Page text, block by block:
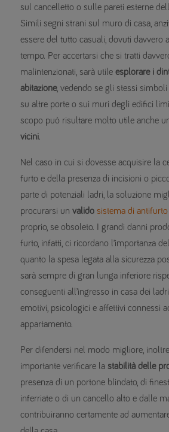
sul cancelletto o sulle pareti esterne
Simili segni strani sul muro di casa,
essere del tutto casuali, dovuti davvero
tempo. Per accertarsi che si tratti
malintenzionati, sarà utile esplorare i
abitazione, vedendo se gli stessi
su altre porte o sui muri degli edifici
scopo può risultare molto utile anche
vicini.
Nel caso in cui si dovesse acquisire la
furto e della presenza di incisioni o
parte di potenziali ladri, la soluzione
procurarsi un valido sistema di antifurto
proprio, se obsoleto. I grandi danni
furto, infatti, ci ricordano l’importanza
quanto la spesa legata alla sicurezza
sarà sempre di gran lunga inferiore
conseguenti all’ingresso in casa dei
emotivi, psicologici e affettivi connessi
appartamento.
Per difendersi nel modo migliore,
importante verificare la stabilità delle
presenza di un portone blindato, di
inferriate o di un cancello alto e dalle
contribuiranno certamente ad